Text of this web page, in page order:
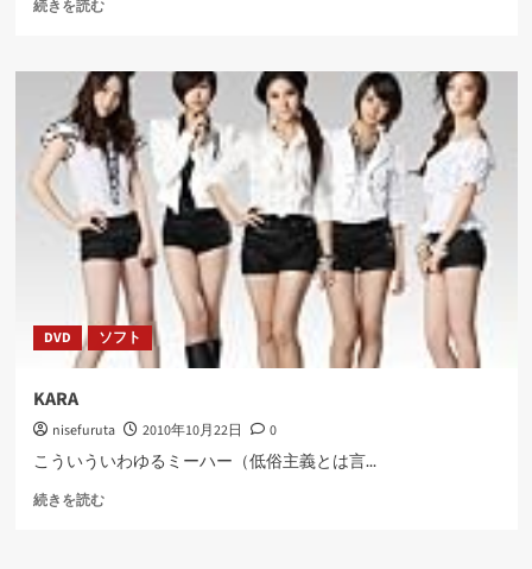
続きを読む
レ
ン
ダ
ー
を
作
る
紙
に
て
さ
む
DVD ソフト
KARA
nisefuruta 2010年10月22日
0
こういういわゆるミーハー（低俗主義とは言...
続きを読むKARA